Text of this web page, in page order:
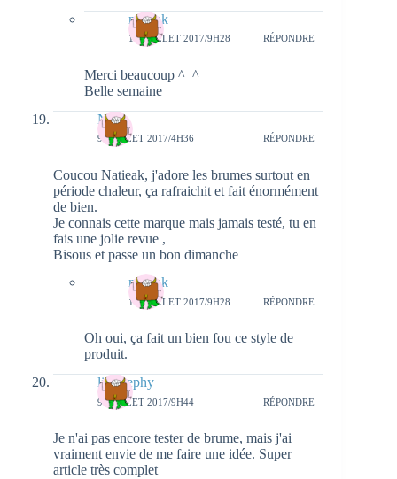
natieak
10 JUILLET 2017/9H28 RÉPONDRE
Merci beaucoup ^_^
Belle semaine
Nina
9 JUILLET 2017/4H36 RÉPONDRE
Coucou Natieak, j'adore les brumes surtout en
période chaleur, ça rafraichit et fait énormément
de bien.
Je connais cette marque mais jamais testé, tu en
fais une jolie revue ,
Bisous et passe un bon dimanche
natieak
10 JUILLET 2017/9H28 RÉPONDRE
Oh oui, ça fait un bien fou ce style de
produit.
life'stephy
9 JUILLET 2017/9H44 RÉPONDRE
Je n'ai pas encore tester de brume, mais j'ai
vraiment envie de me faire une idée. Super
article très complet